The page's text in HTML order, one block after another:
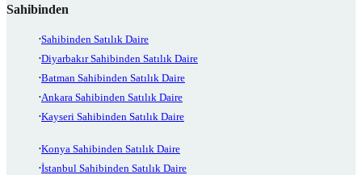
Sahibinden
Sahibinden Satılık Daire
Diyarbakır Sahibinden Satılık Daire
Batman Sahibinden Satılık Daire
Ankara Sahibinden Satılık Daire
Kayseri Sahibinden Satılık Daire
Konya Sahibinden Satılık Daire
İstanbul Sahibinden Satılık Daire